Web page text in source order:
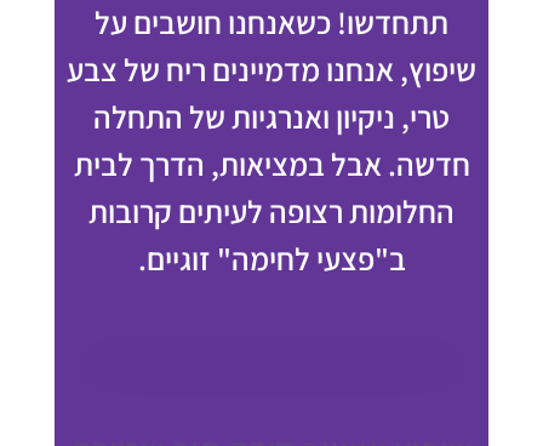
תתחדשו! כשאנחנו חושבים על
שיפוץ, אנחנו מדמיינים ריח של צבע
טרי, ניקיון ואנרגיות של התחלה
חדשה. אבל במציאות, הדרך לבית
החלומות רצופה לעיתים קרובות
ב"פצעי לחימה" זוגיים.